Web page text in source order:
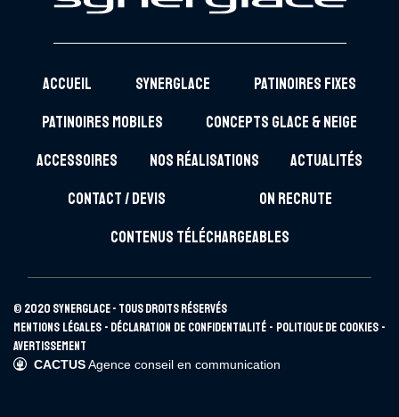
ACCUEIL SYNERGLACE
PATINOIRES FIXES
PATINOIRES MOBILES
CONCEPTS GLACE & NEIGE
ACCESSOIRES
NOS RÉALISATIONS
ACTUALITÉS
CONTACT / DEVIS
ON RECRUTE
CONTENUS TÉLÉCHARGEABLES
© 2020 SYNERGLACE - Tous droits réservés
Mentions légales- Déclaration de confidentialité - Politique de cookies -
Avertissement
CACTUSAgence conseil en communication